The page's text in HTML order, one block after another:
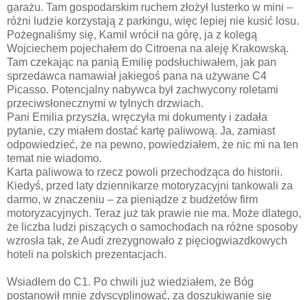
garażu. Tam gospodarskim ruchem złożył lusterko w mini ­–
różni ludzie korzystają z parkingu, więc lepiej nie kusić losu.
Pożegnaliśmy się, Kamil wrócił na górę, ja z kolegą
Wojciechem pojechałem do Citroena na aleję Krakowską.
Tam czekając na panią Emilię podsłuchiwałem, jak pan
sprzedawca namawiał jakiegoś pana na używane C4
Picasso. Potencjalny nabywca był zachwycony roletami
przeciwsłonecznymi w tylnych drzwiach.
Pani Emilia przyszła, wręczyła mi dokumenty i zadała
pytanie, czy miałem dostać kartę paliwową. Ja, zamiast
odpowiedzieć, że na pewno, powiedziałem, że nic mi na ten
temat nie wiadomo.
Karta paliwowa to rzecz powoli przechodząca do historii.
Kiedyś, przed laty dziennikarze motoryzacyjni tankowali za
darmo, w znaczeniu – za pieniądze z budżetów firm
motoryzacyjnych. Teraz już tak prawie nie ma. Może dlatego,
że liczba ludzi piszących o samochodach na różne sposoby
wzrosła tak, że Audi zrezygnowało z pięciogwiazdkowych
hoteli na polskich prezentacjach.
Wsiadłem do C1. Po chwili już wiedziałem, że Bóg
postanowił mnie zdyscyplinować, za doszukiwanie się